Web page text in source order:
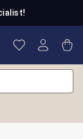
Je hebt 0